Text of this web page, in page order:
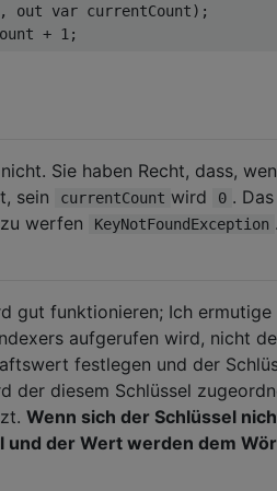
out var currentCount);
+ 1
Sie haben Recht, dass,
sein
currentCount wird 0 .
werfen KeyNotFoundException .
gut funktionieren; Ich ermutige
aufgerufen wird, nicht
festlegen und der
der diesem Schlüssel
Wenn sich der Schlüssel
und der Wert werden dem